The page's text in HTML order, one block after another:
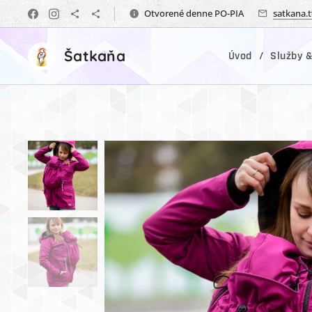
Otvorené denne PO-PIA
Šatkaňa Úvod Služby